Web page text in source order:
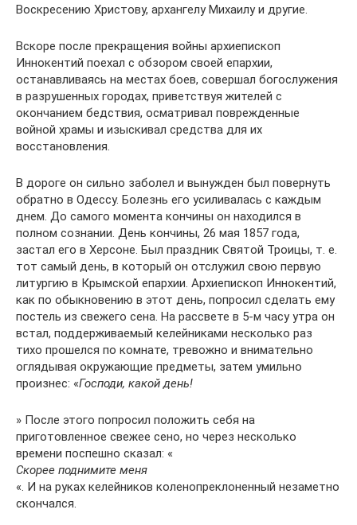
Воскресению Христову, архангелу Михаилу и другие.
Вскоре после прекращения войны архиепископ
Иннокентий поехал с обзором своей епархии,
останавливаясь на местах боев, совершал богослужения
в разрушенных городах, приветствуя жителей с
окончанием бедствия, осматривал поврежденные
войной храмы и изыскивал средства для их
восстановления.
В дороге он сильно заболел и вынужден был повернуть
обратно в Одессу. Болезнь его усиливалась с каждым
днем. До самого момента кончины он находился в
полном сознании. День кончины, 26 мая 1857 года,
застал его в Херсоне. Был праздник Святой Троицы, т. е.
тот самый день, в который он отслужил свою первую
литургию в Крымской епархии. Архиепископ Иннокентий,
как по обыкновению в этот день, попросил сделать ему
постель из свежего сена. На рассвете в 5-м часу утра он
встал, поддерживаемый келейниками несколько раз
тихо прошелся по комнате, тревожно и внимательно
оглядывая окружающие предметы, затем умильно
произнес: «Господи, какой день!
» После этого попросил положить себя на
приготовленное свежее сено, но через несколько
времени поспешно сказал: «
Скорее поднимите меня
«. И на руках келейников коленопреклоненный незаметно
скончался.